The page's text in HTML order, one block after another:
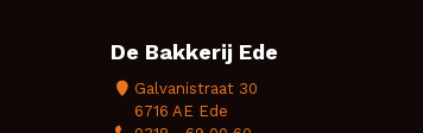
De Bakkerij Ede
Galvanistraat 30
6716 AE Ede